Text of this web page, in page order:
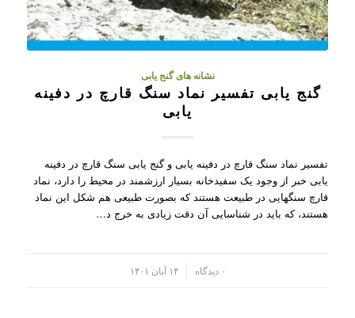
نشانه های گنج یابی
گنج یابی تفسیر نماد سنگ قارچ در دفینه
یابی
تفسیر نماد سنگ قارچ در دفینه یابی و گنج یابی سنگ قارچ در دفینه
یابی خبر از وجود یک سفیدخانه بسیار ارزشمند در محیط را دارد، نماد
قارچ سنگهایی در طبیعت هستند که بصورت طبیعی هم شکل این نماد
هستند، که باید در شناسایی آن دقت زیادی به خرج د…
۰ دیدگاه ۱۴ آبان ۱۴۰۱